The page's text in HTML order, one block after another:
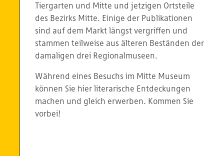
Tiergarten und Mitte und jetzigen Ortsteile
des Bezirks Mitte. Einige der Publikationen
sind auf dem Markt längst vergriffen und
stammen teilweise aus älteren Beständen der
damaligen drei Regionalmuseen.
Während eines Besuchs im Mitte Museum
können Sie hier literarische Entdeckungen
machen und gleich erwerben. Kommen Sie
vorbei!